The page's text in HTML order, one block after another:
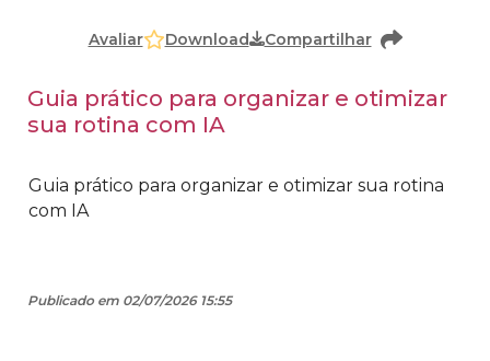
cadastro para acessar o conteúdo
Avaliar Download Compartilhar
Guia prático para organizar e otimizar
sua rotina com IA
Guia prático para organizar e otimizar sua rotina
com IA
Publicado em 02/07/2026 15:55